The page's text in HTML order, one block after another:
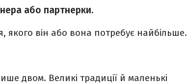
або партнерки.
якого він або вона потребує найбільше.
двом. Великі традиції й маленькі